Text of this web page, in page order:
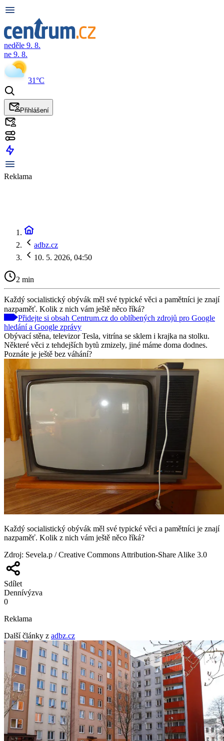
neděle 9. 8.
ne 9. 8.
31°C
Přihlášení
Reklama
adbz.cz
10. 5. 2026, 04:50
2 min
Každý socialistický obývák měl své typické věci a pamětníci je znají
nazpaměť. Kolik z nich vám ještě něco říká?
Přidejte si obsah Centrum.cz do oblíbených zdrojů pro Google
hledání a Google zprávy
Obývací stěna, televizor Tesla, vitrína se sklem i krajka na stolku.
Některé věci z tehdejších bytů zmizely, jiné máme doma dodnes.
Poznáte je ještě bez váhání?
Každý socialistický obývák měl své typické věci a pamětníci je znají
nazpaměť. Kolik z nich vám ještě něco říká?
Zdroj: Sevela.p / Creative Commons Attribution-Share Alike 3.0
Sdílet
Dennívýzva
0
Reklama
Další články z adbz.cz